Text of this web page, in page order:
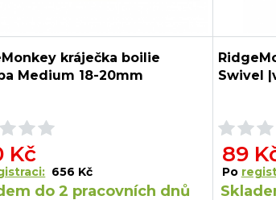
kráječka boilie
Medium 18-20mm
Kč
656 Kč
do 2 pracovních dnů
Swivel
89
Po